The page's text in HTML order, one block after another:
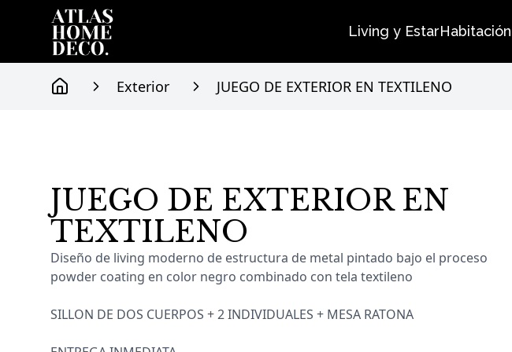
Living y EstarHabitación
Exterior JUEGO DE EXTERIOR EN TEXTILENO
Información del producto
JUEGO DE EXTERIOR EN
TEXTILENO
Diseño de living moderno de estructura de metal pintado bajo el proceso
powder coating en color negro combinado con tela textileno
SILLON DE DOS CUERPOS + 2 INDIVIDUALES + MESA RATONA